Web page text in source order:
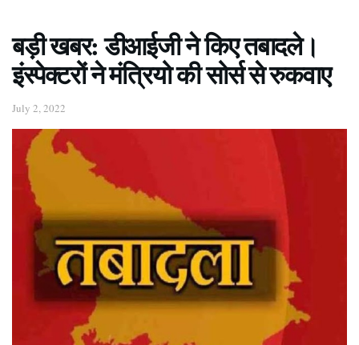
बड़ी खबर: डीआईजी ने किए तबादले।
इंस्पेक्टरों ने मंत्रियो की सोर्स से रुकवाए
July 2, 2022